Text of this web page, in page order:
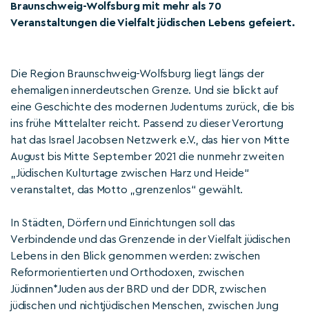
Braunschweig-Wolfsburg mit mehr als 70
Veranstaltungen die Vielfalt jüdischen Lebens gefeiert.
Die Region Braunschweig-Wolfsburg liegt längs der
ehemaligen innerdeutschen Grenze. Und sie blickt auf
eine Geschichte des modernen Judentums zurück, die bis
ins frühe Mittelalter reicht. Passend zu dieser Verortung
hat das Israel Jacobsen Netzwerk e.V., das hier von Mitte
August bis Mitte September 2021 die nunmehr zweiten
„Jüdischen Kulturtage zwischen Harz und Heide“
veranstaltet, das Motto „grenzenlos“ gewählt.
In Städten, Dörfern und Einrichtungen soll das
Verbindende und das Grenzende in der Vielfalt jüdischen
Lebens in den Blick genommen werden: zwischen
Reformorientierten und Orthodoxen, zwischen
Jüdinnen*Juden aus der BRD und der DDR, zwischen
jüdischen und nichtjüdischen Menschen, zwischen Jung